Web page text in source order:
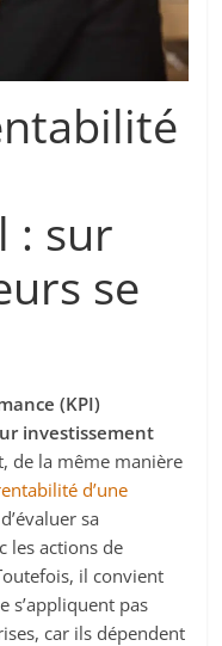
: sur
se
(KPI)
investissement
de la même manière
d’une
sa
les actions de
il convient
s’appliquent pas
car ils dépendent